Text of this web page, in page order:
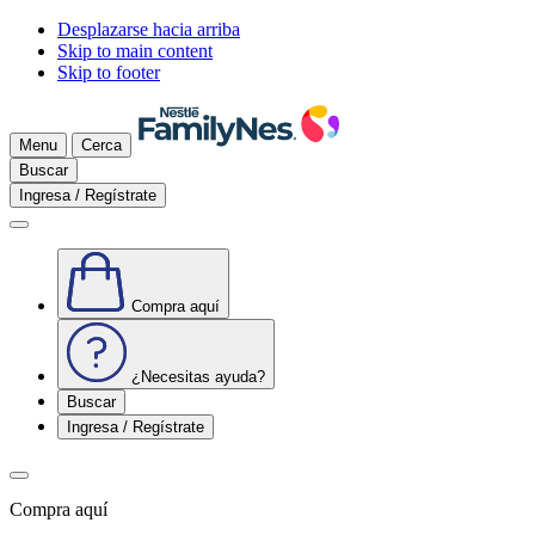
Desplazarse hacia arriba
Skip to main content
Skip to footer
Menu
Cerca
Buscar
Ingresa / Regístrate
Compra aquí
¿Necesitas ayuda?
Buscar
Ingresa / Regístrate
Compra aquí